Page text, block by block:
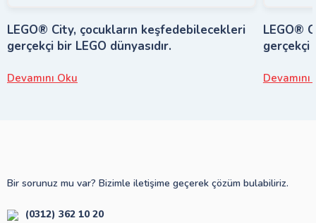
LEGO® City, çocukların keşfedebilecekleri
gerçekçi bir LEGO dünyasıdır.
Devamını Oku
LEGO®
gerçekçi
Devamını
Bir sorunuz mu var? Bizimle iletişime geçerek çözüm bulabiliriz.
(0312) 362 10 20